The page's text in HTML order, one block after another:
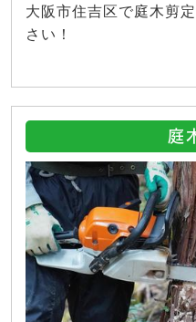
大阪市住吉区で庭木剪
さい！
庭